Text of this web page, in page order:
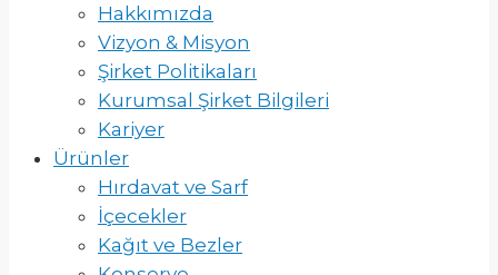
Hakkımızda
Vizyon & Misyon
Şirket Politikaları
Kurumsal Şirket Bilgileri
Kariyer
Ürünler
Hırdavat ve Sarf
İçecekler
Kağıt ve Bezler